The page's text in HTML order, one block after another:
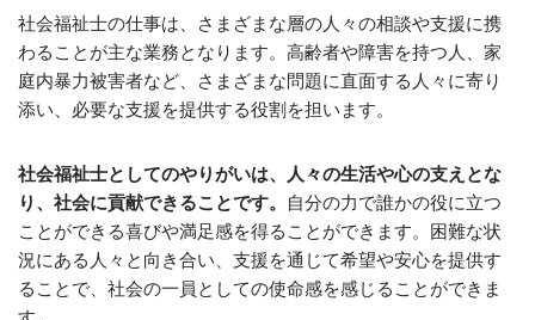
社会福祉士の仕事は、さまざまな層の人々の相談や支援に携
わることが主な業務となります。高齢者や障害を持つ人、家
庭内暴力被害者など、さまざまな問題に直面する人々に寄り
添い、必要な支援を提供する役割を担います。
社会福祉士としてのやりがいは、人々の生活や心の支えとな
り、社会に貢献できることです。
自分の力で誰かの役に立つ
ことができる喜びや満足感を得ることができます。困難な状
況にある人々と向き合い、支援を通じて希望や安心を提供す
ることで、社会の一員としての使命感を感じることができま